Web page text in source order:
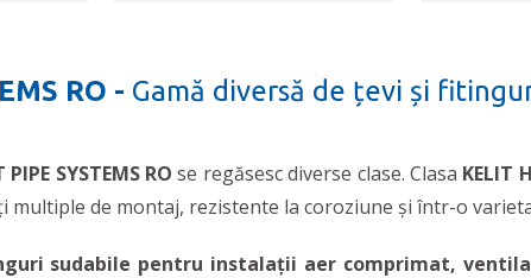
RO - Gamă diversă de țevi și
PIPE SYSTEMS RO se regăsesc diverse clase. Clasa KELIT
multiple de montaj, rezistente la coroziune și într-o
sudabile pentru instalații aer comprimat,